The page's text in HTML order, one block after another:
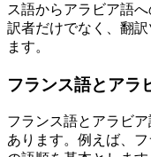
ス語からアラビア語
訳者だけでなく、翻
ます。
フランス語とアラ
フランス語とアラビ
あります。例えば、